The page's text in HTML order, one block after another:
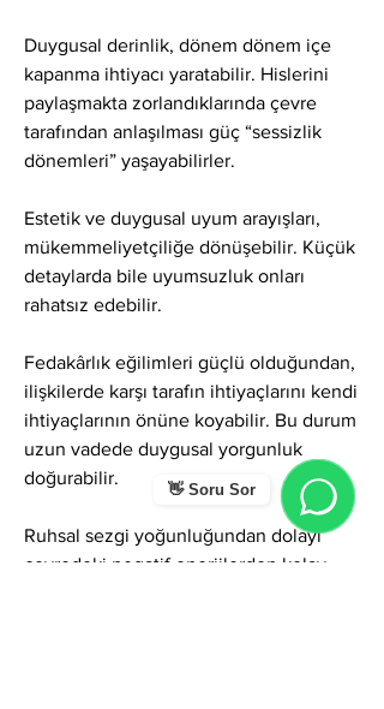
👋 Soru Sor
Duygusal derinlik, dönem dönem içe
kapanma ihtiyacı yaratabilir. Hislerini
paylaşmakta zorlandıklarında çevre
tarafından anlaşılması güç “sessizlik
dönemleri” yaşayabilirler.
Estetik ve duygusal uyum arayışları,
mükemmeliyetçiliğe dönüşebilir. Küçük
detaylarda bile uyumsuzluk onları
rahatsız edebilir.
Fedakârlık eğilimleri güçlü olduğundan,
ilişkilerde karşı tarafın ihtiyaçlarını kendi
ihtiyaçlarının önüne koyabilir. Bu durum
uzun vadede duygusal yorgunluk
doğurabilir.
Ruhsal sezgi yoğunluğundan dolayı
çevredeki negatif enerjilerden kolay